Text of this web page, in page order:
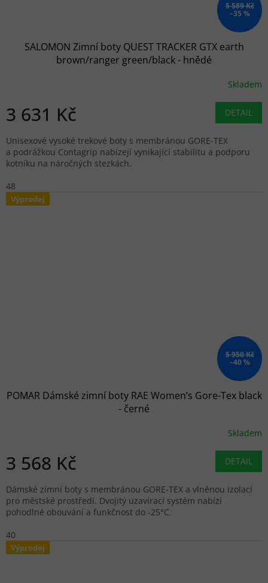
5 589 Kč
–35 %
SALOMON Zimní boty QUEST TRACKER GTX earth
brown/ranger green/black - hnědé
Skladem
3 631 Kč DETAIL
Unisexové vysoké trekové boty s membránou GORE-TEX
a podrážkou Contagrip nabízejí vynikající stabilitu a podporu
kotníku na náročných stezkách.
48
Výprodej
5 950 Kč
–40 %
POMAR Dámské zimní boty RAE Women’s Gore-Tex black
- černé
Skladem
3 568 Kč DETAIL
Dámské zimní boty s membránou GORE-TEX a vlněnou izolací
pro městské prostředí. Dvojitý uzavírací systém nabízí
pohodlné obouvání a funkčnost do -25°C.
40
Výprodej